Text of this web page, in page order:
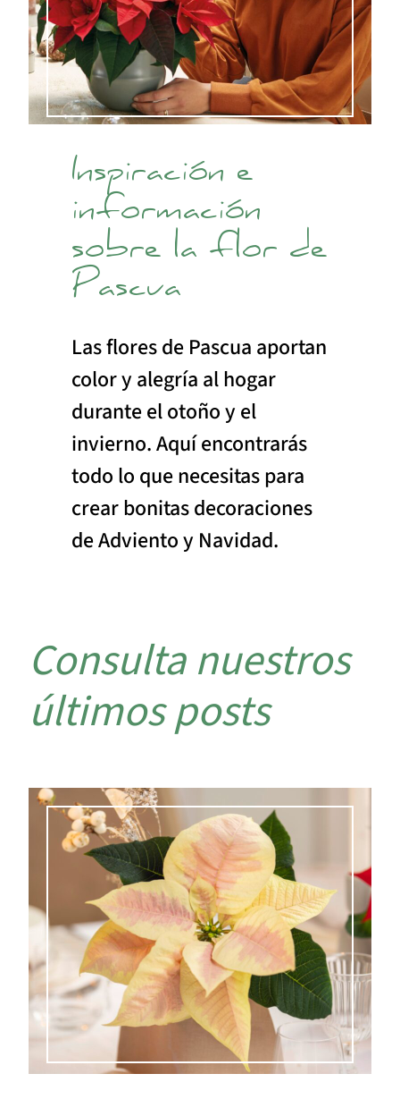
Inspiración e
información
sobre la flor de
Pascua
Las flores de Pascua aportan
color y alegría al hogar
durante el otoño y el
invierno. Aquí encontrarás
todo lo que necesitas para
crear bonitas decoraciones
de Adviento y Navidad.
Consulta nuestros
últimos posts